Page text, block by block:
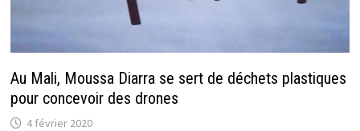
Au Mali, Moussa Diarra se sert de déchets plastiques
pour concevoir des drones
4 février 2020